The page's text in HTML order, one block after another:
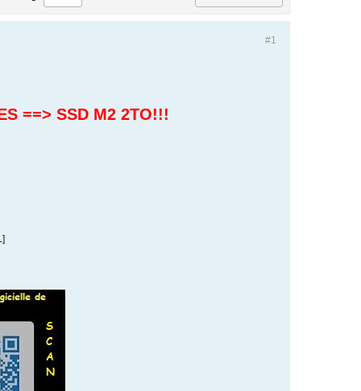
#1
==> SSD M2 2TO!!!